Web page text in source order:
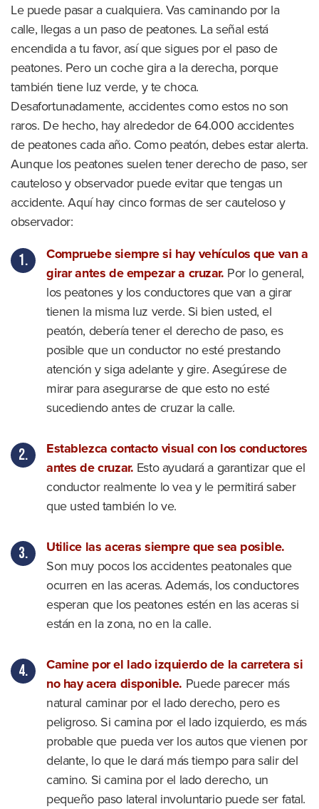
Le puede pasar a cualquiera. Vas caminando por la
calle, llegas a un paso de peatones. La señal está
encendida a tu favor, así que sigues por el paso de
peatones. Pero un coche gira a la derecha, porque
también tiene luz verde, y te choca.
Desafortunadamente, accidentes como estos no son
raros. De hecho, hay alrededor de 64.000 accidentes
de peatones cada año. Como peatón, debes estar alerta.
Aunque los peatones suelen tener derecho de paso, ser
cauteloso y observador puede evitar que tengas un
accidente. Aquí hay cinco formas de ser cauteloso y
observador:
Compruebe siempre si hay vehículos que van a
girar antes de empezar a cruzar. Por lo general,
los peatones y los conductores que van a girar
tienen la misma luz verde. Si bien usted, el
peatón, debería tener el derecho de paso, es
posible que un conductor no esté prestando
atención y siga adelante y gire. Asegúrese de
mirar para asegurarse de que esto no esté
sucediendo antes de cruzar la calle.
Establezca contacto visual con los conductores
antes de cruzar. Esto ayudará a garantizar que el
conductor realmente lo vea y le permitirá saber
que usted también lo ve.
Utilice las aceras siempre que sea posible.
Son muy pocos los accidentes peatonales que
ocurren en las aceras. Además, los conductores
esperan que los peatones estén en las aceras si
están en la zona, no en la calle.
Camine por el lado izquierdo de la carretera si
no hay acera disponible. Puede parecer más
natural caminar por el lado derecho, pero es
peligroso. Si camina por el lado izquierdo, es más
probable que pueda ver los autos que vienen por
delante, lo que le dará más tiempo para salir del
camino. Si camina por el lado derecho, un
pequeño paso lateral involuntario puede ser fatal.